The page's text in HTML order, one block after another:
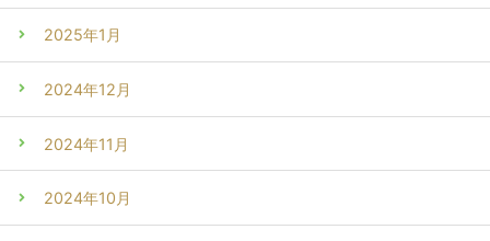
2025年1月
2024年12月
2024年11月
2024年10月